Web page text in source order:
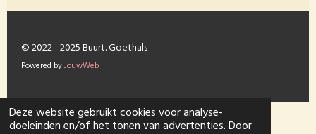
Deze website gebruikt cookies voor analyse-
doeleinden en/of het tonen van advertenties. Door
© 2022 - 2025 Buurt. Goethals
Powered byJouwWeb